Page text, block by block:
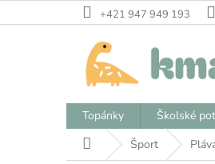
na
+421 947 949 193
Topánky Školské
DomovŠport